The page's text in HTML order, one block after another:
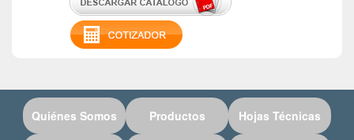
Quiénes Somos Productos Hojas Técnicas